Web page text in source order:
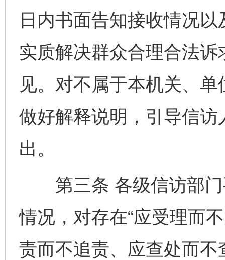
日内书面告知接收情况
实质解决群众合理合法
见。对不属于本机关、
做好解释说明，引导信
出。
第三条 各级信访部门
情况，对存在“应受理而
责而不追责、应查处而不